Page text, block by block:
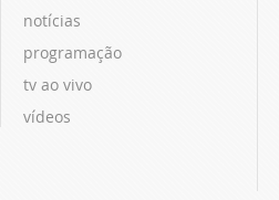
notícias
programação
tv ao vivo
vídeos